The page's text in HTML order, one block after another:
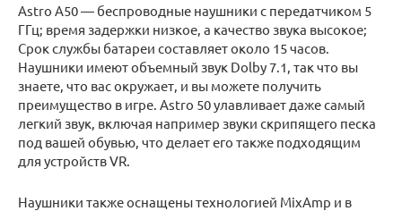
Astro A50 — беспроводные наушники с передатчиком 5
ГГц; время задержки низкое, а качество звука высокое;
Срок службы батареи составляет около 15 часов.
Наушники имеют объемный звук Dolby 7.1, так что вы
знаете, что вас окружает, и вы можете получить
преимущество в игре. Astro 50 улавливает даже самый
легкий звук, включая например звуки скрипящего песка
под вашей обувью, что делает его также подходящим
для устройств VR.
Наушники также оснащены технологией MixAmp и в